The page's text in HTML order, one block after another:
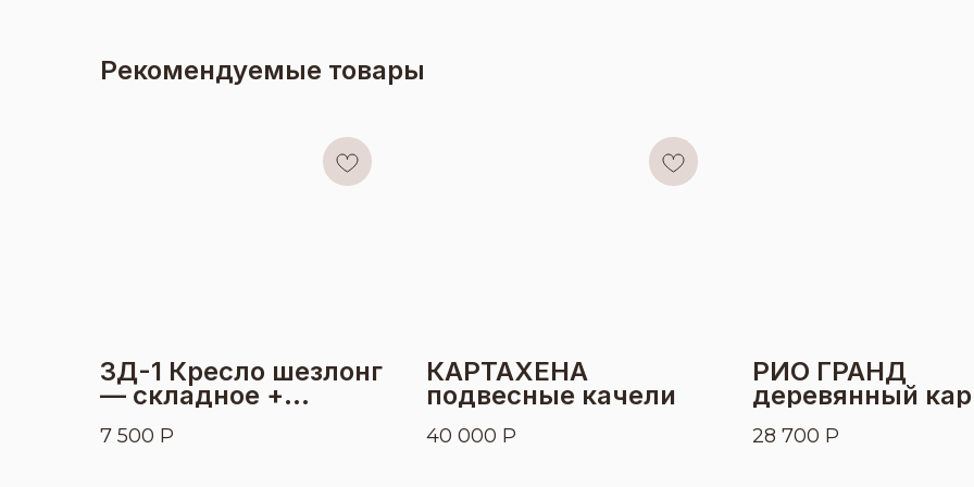
Рекомендуемые товары
ЗД-1 Кресло шезлонг
— складное +
7 500 Р
КАРТАХЕНА
подвесные качели
40 000 Р
РИО ГРАНД
деревянный
гамаков
28 700 Р